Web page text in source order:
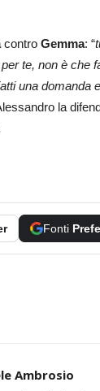
contro Gemma: “
te, non è che
una
la
Fonti
Ambrosio